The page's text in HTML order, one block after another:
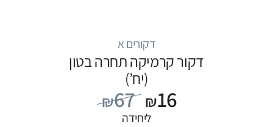
דקורים א
דקור קרמיקה תחרה בטון
(יח’)
₪67 ₪16
ליחידה